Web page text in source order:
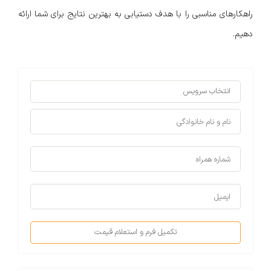
راهکارهای مناسبی را با هدف دستیابی به بهترین نتایج برای شما ارائه
دهیم.
تکمیل فرم و استعلام قیمت